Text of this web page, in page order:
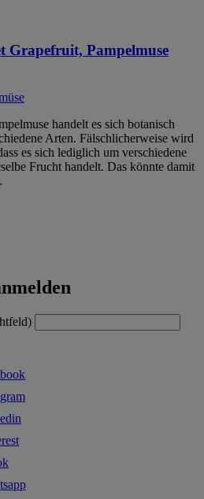
Grapefruit, Pampelmuse
handelt es sich botanisch
Arten. Fälschlicherweise wird
es sich lediglich um verschiedene
Frucht handelt. Das könnte damit